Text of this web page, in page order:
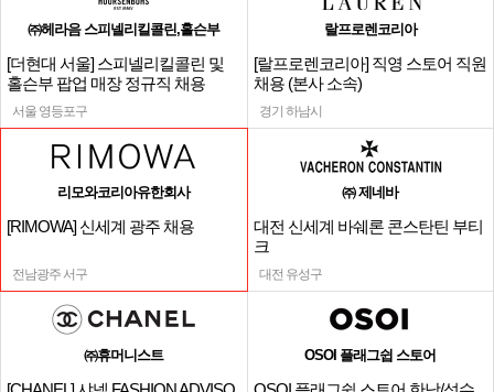
㈜헤라음 스피넬리킬콜린,홀슨부
[더현대 서울] 스피넬리킬콜린 및
홀슨부 팝업 매장 정규직 채용
서울 영등포구
랄프로렌코리아
[랄프로렌코리아] 직영 스토어 직원
채용 (본사 소속)
경기 하남시
리모와코리아유한회사
[RIMOWA] 신세계 광주 채용
전남광주 서구
㈜ 제네바
대전 신세계 바쉐론 콘스탄틴 부티
크
대전 유성구
㈜휴머니스트 OSOI 플래그쉽 스토어